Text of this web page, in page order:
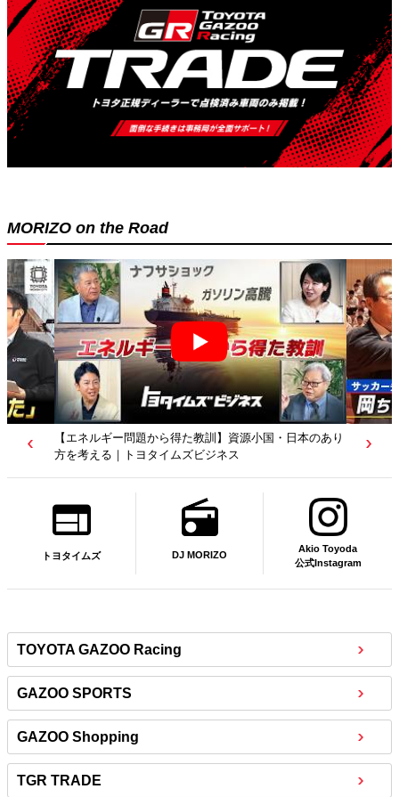
MORIZO on the Road
【若者たちへ】岡田武史さんが“特別授業”で語ったこと
｜サッカー日本代表元監督｜トヨタイムズニュース
トヨタイムズ DJ MORIZO
Akio Toyoda
公式Instagram
TOYOTA GAZOO Racing
GAZOO SPORTS
GAZOO Shopping
TGR TRADE